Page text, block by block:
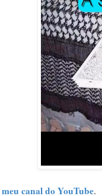
canal do YouTube.